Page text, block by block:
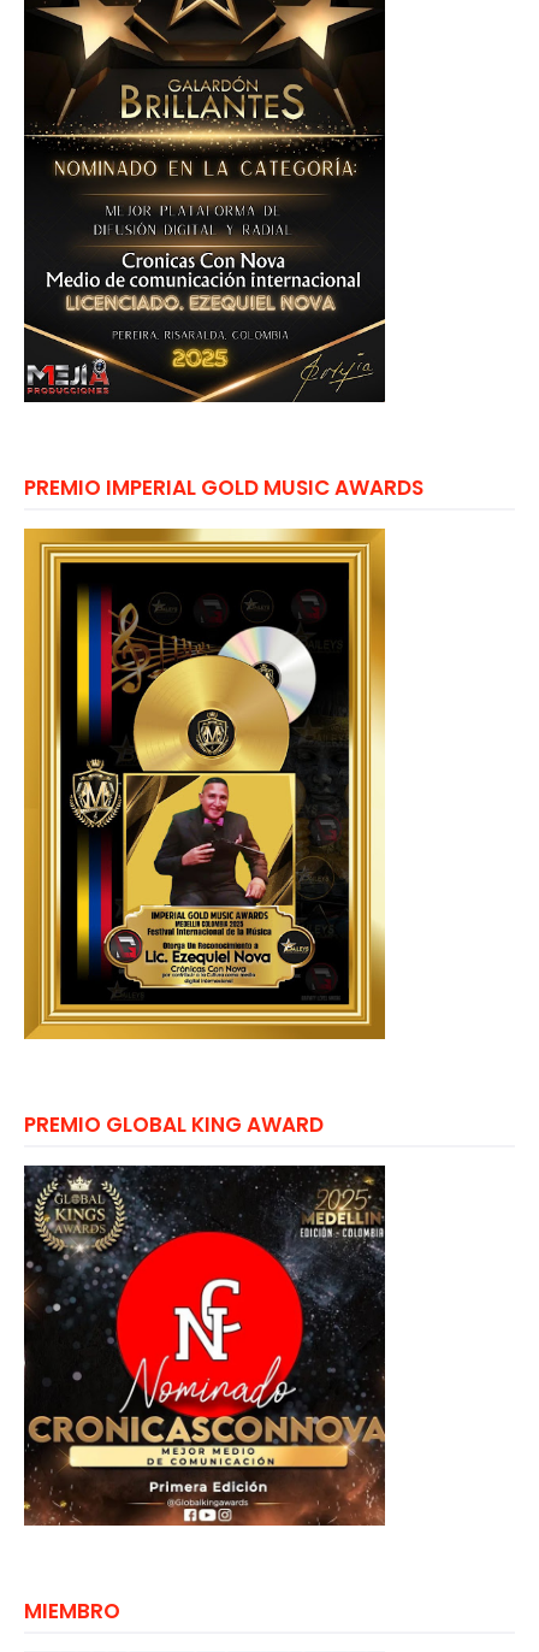
PREMIO IMPERIAL GOLD MUSIC AWARDS
PREMIO GLOBAL KING AWARD
MIEMBRO